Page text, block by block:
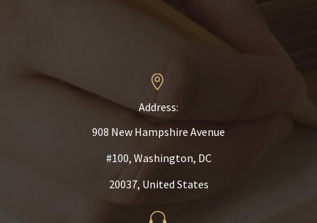


Address:
908 New Hampshire Avenue
#100, Washington, DC
20037, United States

